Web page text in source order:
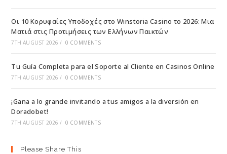
Οι 10 Κορυφαίες Υποδοχές στο Winstoria Casino το 2026: Μια
Ματιά στις Προτιμήσεις των Ελλήνων Παικτών
7TH AUGUST 2026 / 0 COMMENTS
Tu Guía Completa para el Soporte al Cliente en Casinos Online
7TH AUGUST 2026 / 0 COMMENTS
¡Gana a lo grande invitando a tus amigos a la diversión en
Doradobet!
7TH AUGUST 2026 / 0 COMMENTS
Please Share This